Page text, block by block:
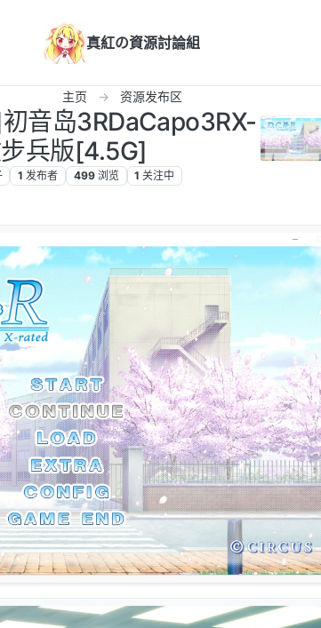
真紅の資源討論組
主页 资源发布区
音岛3RDaCapo3RX-
兵版[4.5G]
1 发布者 499 浏览 1 关注中